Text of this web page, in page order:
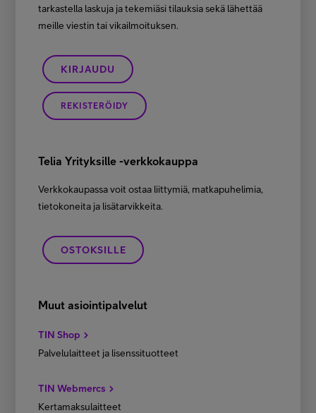
tarkastella laskuja ja tekemiäsi tilauksia sekä lähettää
meille viestin tai vikailmoituksen.
KIRJAUDU
REKISTERÖIDY
Telia Yrityksille -verkkokauppa
Verkkokaupassa voit ostaa liittymiä, matkapuhelimia,
tietokoneita ja lisätarvikkeita.
OSTOKSILLE
Muut asiointipalvelut
TIN Shop
Palvelulaitteet ja lisenssituotteet
TIN Webmercs
Kertamaksulaitteet